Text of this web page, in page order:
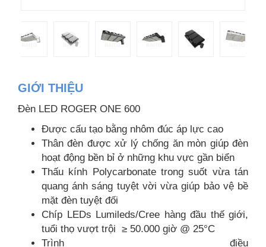
GIỚI THIỆU
Đèn LED ROGER ONE 600
Được cấu tạo bằng nhôm đúc áp lực cao
Thân đèn được xử lý chống ăn mòn giúp đèn
hoạt động bền bỉ ở những khu vực gần biển
Thấu kính Polycarbonate trong suốt vừa tán
quang ánh sáng tuyệt vời vừa giúp bảo vệ bề
mặt đèn tuyệt đối
Chíp LEDs Lumileds/Cree hàng đầu thế giới,
tuổi thọ vượt trội ≥ 50.000 giờ @ 25°C
Trình điều